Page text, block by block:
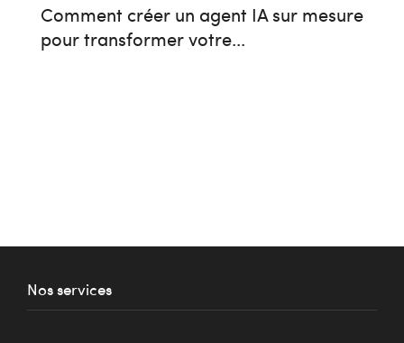
Comment créer un agent IA sur mesure
pour transformer votre...
Nos services